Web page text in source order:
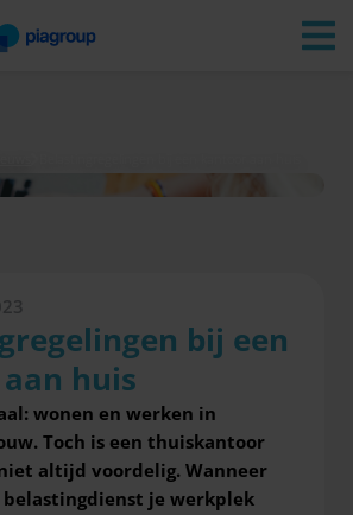
Zoeken
bij een
huis
wonen en werken in
Toch is een thuiskantoor
altijd voordelig. Wanneer
belastingdienst je werkplek